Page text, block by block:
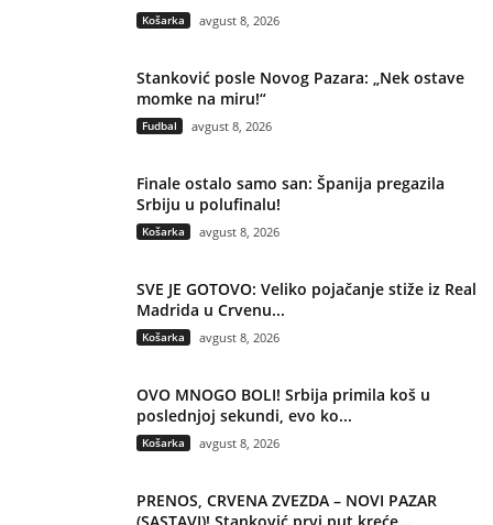
Košarka avgust 8, 2026
Stanković posle Novog Pazara: „Nek ostave
momke na miru!“
Fudbal avgust 8, 2026
Finale ostalo samo san: Španija pregazila
Srbiju u polufinalu!
Košarka avgust 8, 2026
SVE JE GOTOVO: Veliko pojačanje stiže iz Real
Madrida u Crvenu...
Košarka avgust 8, 2026
OVO MNOGO BOLI! Srbija primila koš u
poslednjoj sekundi, evo ko...
Košarka avgust 8, 2026
PRENOS, CRVENA ZVEZDA – NOVI PAZAR